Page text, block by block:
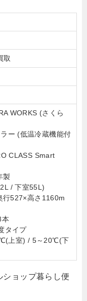
取
WORKS (さくら
ー (低温冷蔵機能付
CLASS Smart
製
/ 下室55L)
行527×高さ1160m
本
タイプ
上室) / 5～20℃(下
ショップ暮らし便